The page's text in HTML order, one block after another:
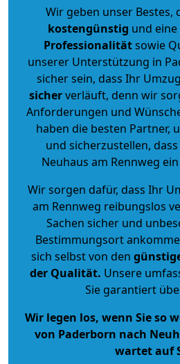
Wir geben unser Bestes,
kostengünstig und eine
Professionalitätsowie
unserer Unterstützung in
sicher sein, dass Ihr Umzug
sicherverläuft, denn wir
Anforderungen und
haben die besten Partner,
und sicherzustellen,
Neuhaus am Rennweg
Wir sorgen dafür, dass Ihr
am Rennweg reibungslos
Sachen sicher und
Bestimmungsort
sich selbst von den
der Qualität. Unsere
Sie garantiert
Wir legen los, wenn Sie so
von Paderborn nach
wartet auf